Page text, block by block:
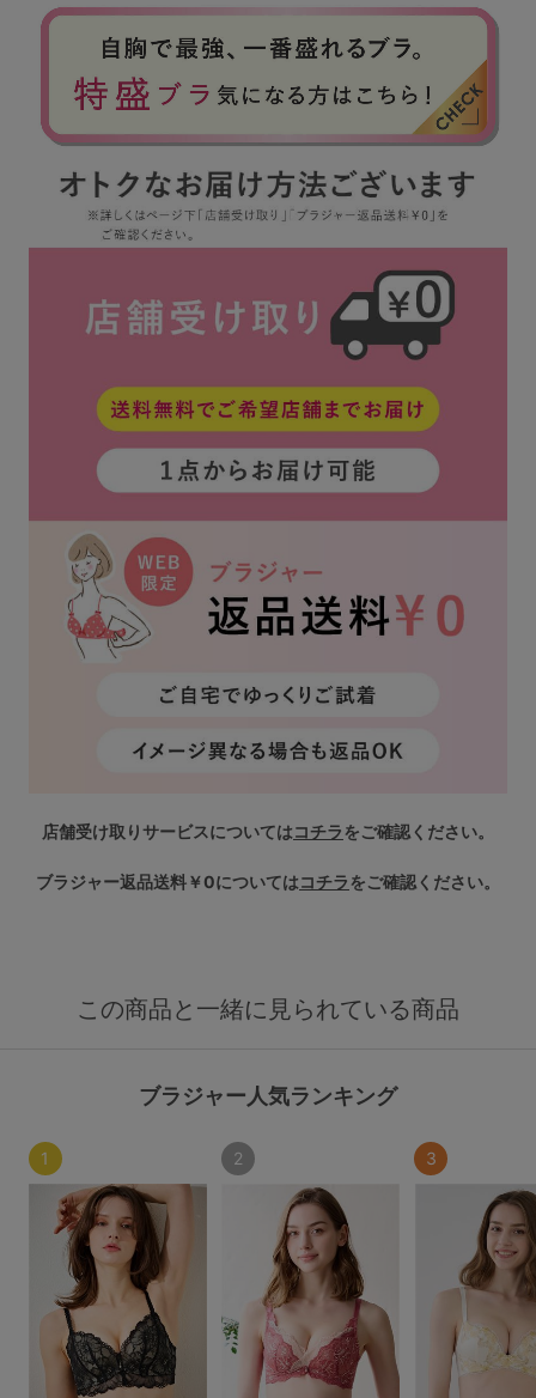
店舗受け取りサービスについてはコチラ をご確認ください。
ブラジャー返品送料￥0についてはコチラ をご確認ください。
この商品と一緒に見られている商品
ブラジャー人気ランキング
1 2 3